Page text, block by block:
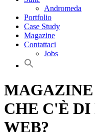
Andromeda
Portfolio
Case Study
Magazine
Contattaci
Jobs
MAGAZINE
CHE C'È DI
WEB?